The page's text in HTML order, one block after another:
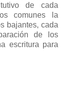
de cada
comunes la
bajantes, cada
de los
escritura para